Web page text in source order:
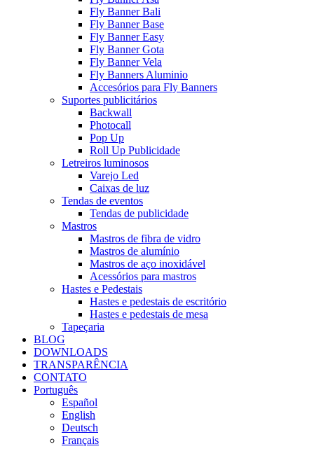
Fly Banner Bali
Fly Banner Base
Fly Banner Easy
Fly Banner Gota
Fly Banner Vela
Fly Banners Aluminio
Accesórios para Fly Banners
Suportes publicitários
Backwall
Photocall
Pop Up
Roll Up Publicidade
Letreiros luminosos
Varejo Led
Caixas de luz
Tendas de eventos
Tendas de publicidade
Mastros
Mastros de fibra de vidro
Mastros de alumínio
Mastros de aço inoxidável
Acessórios para mastros
Hastes e Pedestais
Hastes e pedestais de escritório
Hastes e pedestais de mesa
Tapeçaria
BLOG
DOWNLOADS
TRANSPARÊNCIA
CONTATO
Português
Español
English
Deutsch
Français